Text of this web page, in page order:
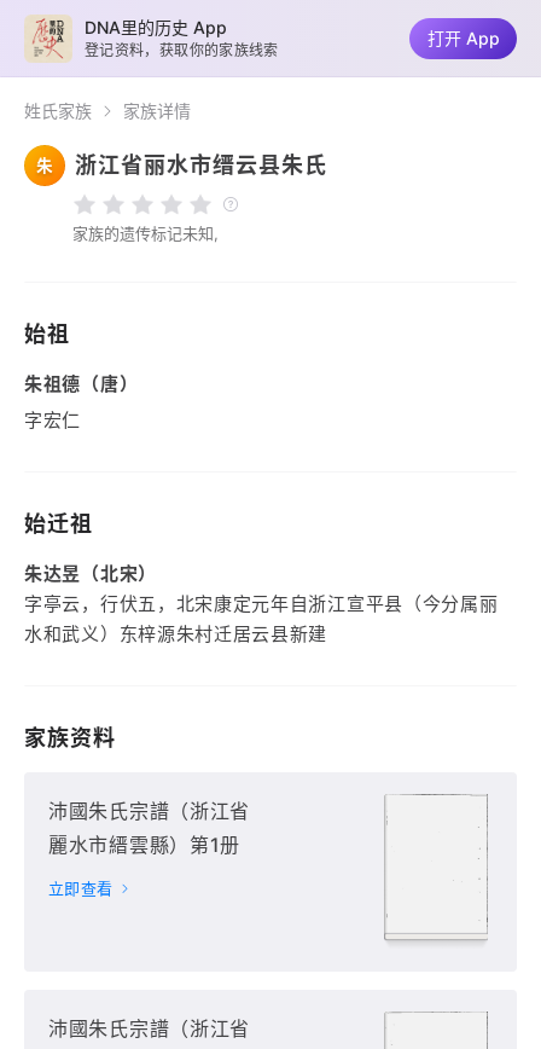
姓氏家族 家族详情
朱 浙江省丽水市缙云县朱氏
家族的遗传标记未知,
始祖
朱祖德（唐）
字宏仁
始迁祖
朱达昱（北宋）
字亭云，行伏五，北宋康定元年自浙江宣平县（今分属丽
水和武义）东梓源朱村迁居云县新建
家族资料
沛國朱氏宗譜（浙江省
麗水市縉雲縣）第1册
立即查看
沛國朱氏宗譜（浙江省
DNA里的历史 App
登记资料，获取你的家族线索
打开 App